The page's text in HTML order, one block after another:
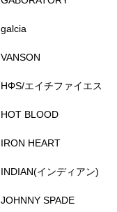
galcia
VANSON
HΦS/エイチファイエス
HOT BLOOD
IRON HEART
INDIAN(インディアン)
JOHNNY SPADE